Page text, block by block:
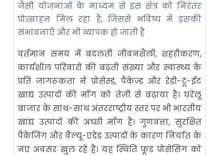
जैसी योजनाओं के माध्यम से इस क्षेत्र को निरंतर
प्रोत्साहन मिल रहा है, जिससे भविष्य में इसकी
संभावनाएँ और भी व्यापक हो जाती हैं
वर्तमान समय में बदलती जीवनशैली, शहरीकरण,
कार्यशील परिवारों की बढ़ती संख्या और स्वास्थ्य के
प्रति जागरूकता ने प्रोसेस्ड, पैकेज्ड और रेडी-टू-ईट
खाद्य उत्पादों की माँग को तेज़ी से बढ़ाया है। घरेलू
बाजार के साथ-साथ अंतरराष्ट्रीय स्तर पर भी भारतीय
खाद्य उत्पादों की अच्छी माँग है। गुणवत्ता, सुरक्षित
पैकेजिंग और वैल्यू-एडेड उत्पादों के कारण निर्यात के
नए अवसर खुल रहे हैं। यह स्थिति फूड प्रोसेसिंग को